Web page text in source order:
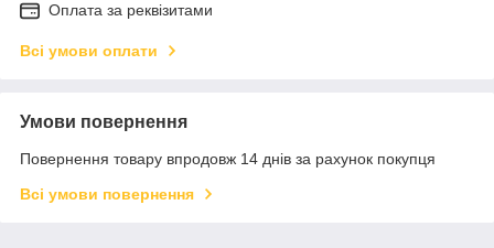
Оплата за реквізитами
Всі умови оплати
Умови повернення
Повернення товару впродовж 14 днів за рахунок покупця
Всі умови повернення